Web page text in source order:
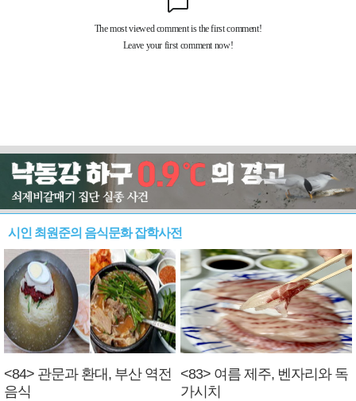
시인 최원준의 음식문화 잡학사전
<84> 관문과 환대, 부산 역전
음식
<83> 여름 제주, 벤자리와 독
가시치